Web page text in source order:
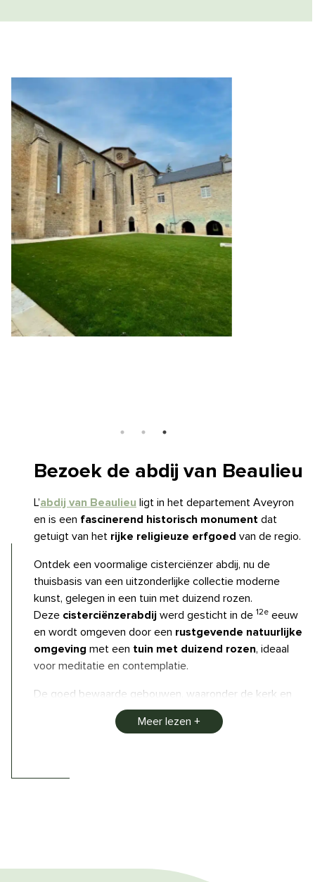
Bezoek de abdij van Beaulieu
L’abdij van Beaulieu ligt in het departement Aveyron
en is een fascinerend historisch monument dat
getuigt van het rijke religieuze erfgoed van de regio.
Ontdek een voormalige cisterciënzer abdij, nu de
thuisbasis van een uitzonderlijke collectie moderne
kunst, gelegen in een tuin met duizend rozen.
Meer lezen
Deze cisterciënzerabdij werd gesticht in de 12e eeuw
en wordt omgeven door een rustgevende natuurlijke
omgeving met een tuin met duizend rozen, ideaal
voor meditatie en contemplatie.
De goed bewaarde gebouwen, waaronder de kerk en
het klooster, weerspiegelen op elegante wijze
middeleeuwse architectuur. Bezoekers kunnen de
ontdekken, die blijft inspireren met haar